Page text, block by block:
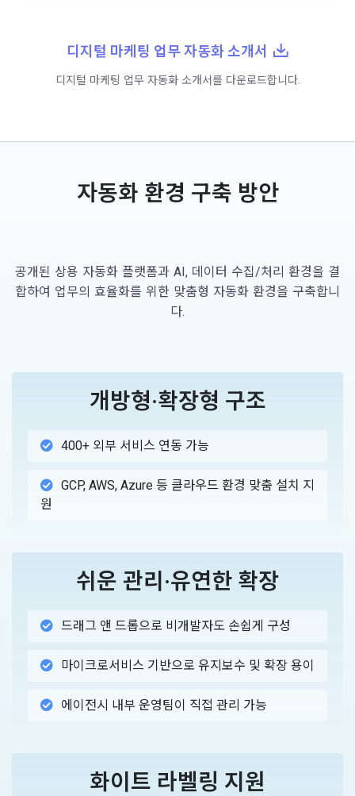
디지털 마케팅 업무 자동화 소개서
디지털 마케팅 업무 자동화 소개서를 다운로드합니다.
자동화 환경 구축 방안
공개된 상용 자동화 플랫폼과 AI, 데이터 수집/처리 환경을 결
합하여 업무의 효율화를 위한 맞춤형 자동화 환경을 구축합니
다.
개방형·확장형 구조
400+ 외부 서비스 연동 가능
GCP, AWS, Azure 등 클라우드 환경 맞춤 설치 지
원
쉬운 관리·유연한 확장
드래그 앤 드롭으로 비개발자도 손쉽게 구성
마이크로서비스 기반으로 유지보수 및 확장 용이
에이전시 내부 운영팀이 직접 관리 가능
화이트 라벨링 지원